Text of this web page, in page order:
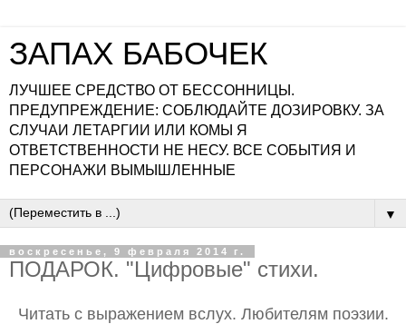
ЗАПАХ БАБОЧЕК
ЛУЧШЕЕ СРЕДСТВО ОТ БЕССОННИЦЫ.
ПРЕДУПРЕЖДЕНИЕ: СОБЛЮДАЙТЕ ДОЗИРОВКУ. ЗА
СЛУЧАИ ЛЕТАРГИИ ИЛИ КОМЫ Я
ОТВЕТСТВЕННОСТИ НЕ НЕСУ. ВСЕ СОБЫТИЯ И
ПЕРСОНАЖИ ВЫМЫШЛЕННЫЕ
▼
воскресенье, 9 февраля 2014 г.
ПОДАРОК. "Цифровые" стихи.
Читать с выражением вслух. Любителям поэзии.